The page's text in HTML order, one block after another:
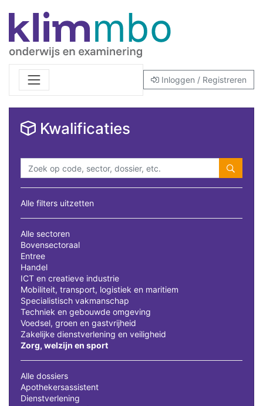
Inloggen / Registreren
Kwalificaties
Alle filters uitzetten
Alle sectoren
Bovensectoraal
Entree
Handel
ICT en creatieve industrie
Mobiliteit, transport, logistiek en maritiem
Specialistisch vakmanschap
Techniek en gebouwde omgeving
Voedsel, groen en gastvrijheid
Zakelijke dienstverlening en veiligheid
Zorg, welzijn en sport
Alle dossiers
Apothekersassistent
Dienstverlening